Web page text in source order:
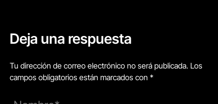
Deja una respuesta
Tu dirección de correo electrónico no será publicada. Los
campos obligatorios están marcados con *